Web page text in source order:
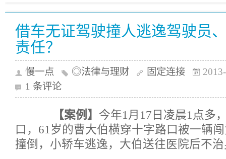
借车无证驾驶撞人逃逸驾驶员
责任？
慢一点 ◎法律与理财 固定连接
1 条评论
【案例】 今年1月17日凌晨1点多
口，61岁的曹大伯横穿十字路口被一辆
撞倒，小轿车逃逸，大伯送往医院后不